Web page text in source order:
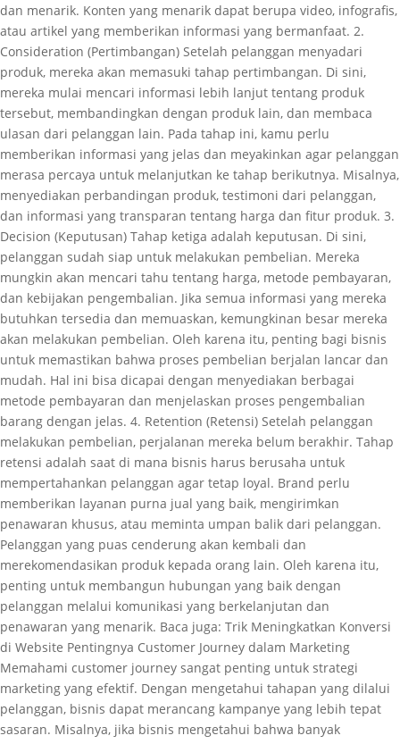
dan menarik. Konten yang menarik dapat berupa video, infografis,
atau artikel yang memberikan informasi yang bermanfaat. 2.
Consideration (Pertimbangan) Setelah pelanggan menyadari
produk, mereka akan memasuki tahap pertimbangan. Di sini,
mereka mulai mencari informasi lebih lanjut tentang produk
tersebut, membandingkan dengan produk lain, dan membaca
ulasan dari pelanggan lain. Pada tahap ini, kamu perlu
memberikan informasi yang jelas dan meyakinkan agar pelanggan
merasa percaya untuk melanjutkan ke tahap berikutnya. Misalnya,
menyediakan perbandingan produk, testimoni dari pelanggan,
dan informasi yang transparan tentang harga dan fitur produk. 3.
Decision (Keputusan) Tahap ketiga adalah keputusan. Di sini,
pelanggan sudah siap untuk melakukan pembelian. Mereka
mungkin akan mencari tahu tentang harga, metode pembayaran,
dan kebijakan pengembalian. Jika semua informasi yang mereka
butuhkan tersedia dan memuaskan, kemungkinan besar mereka
akan melakukan pembelian. Oleh karena itu, penting bagi bisnis
untuk memastikan bahwa proses pembelian berjalan lancar dan
mudah. Hal ini bisa dicapai dengan menyediakan berbagai
metode pembayaran dan menjelaskan proses pengembalian
barang dengan jelas. 4. Retention (Retensi) Setelah pelanggan
melakukan pembelian, perjalanan mereka belum berakhir. Tahap
retensi adalah saat di mana bisnis harus berusaha untuk
mempertahankan pelanggan agar tetap loyal. Brand perlu
memberikan layanan purna jual yang baik, mengirimkan
penawaran khusus, atau meminta umpan balik dari pelanggan.
Pelanggan yang puas cenderung akan kembali dan
merekomendasikan produk kepada orang lain. Oleh karena itu,
penting untuk membangun hubungan yang baik dengan
pelanggan melalui komunikasi yang berkelanjutan dan
penawaran yang menarik. Baca juga: Trik Meningkatkan Konversi
di Website Pentingnya Customer Journey dalam Marketing
Memahami customer journey sangat penting untuk strategi
marketing yang efektif. Dengan mengetahui tahapan yang dilalui
pelanggan, bisnis dapat merancang kampanye yang lebih tepat
sasaran. Misalnya, jika bisnis mengetahui bahwa banyak